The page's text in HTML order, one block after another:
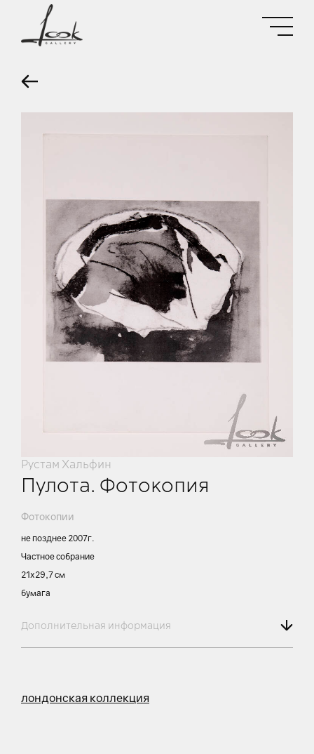
Рустам Хальфин
Пулота. Фотокопия
Фотокопии
не позднее 2007г.
Частное собрание
21х29,7 см
бумага
Дополнительная информация
лондонская коллекция